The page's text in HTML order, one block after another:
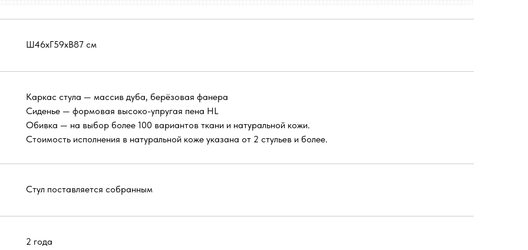
Ш46хГ59хВ87 см
Каркас стула — массив дуба, берёзовая фанера
Сиденье — формовая высоко-упругая пена HL
Обивка — на выбор более 100 вариантов ткани и натуральной кожи.
Стоимость исполнения в натуральной коже указана от 2 стульев и более.
Стул поставляется собранным
2 года